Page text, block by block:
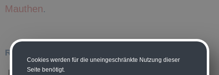
Mauthen.
Rückblick 2018
Cookies werden für die uneingeschränkte Nutzung dieser
Seite benötigt.